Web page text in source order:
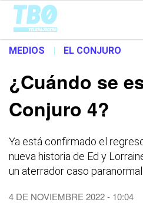
Cargando...
MEDIOS | EL CONJURO
¿Cuándo se
Conjuro 4?
Ya está confirmado el
nueva historia de Ed y
un aterrador caso paranormal
4 DE NOVIEMBRE 2022 - 10:04